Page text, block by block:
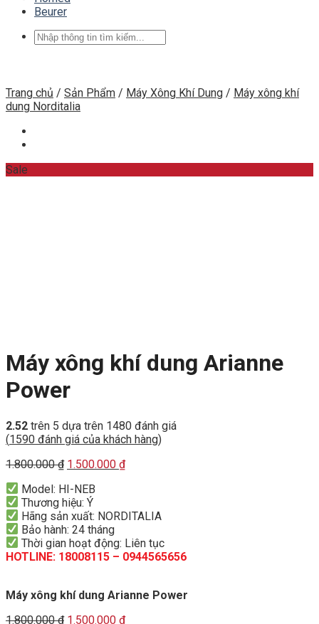
Beurer
Tìm
kiếm:
Trang chủ / Sản Phẩm / Máy Xông Khí Dung / Máy xông khí
dung Norditalia
Sale
Máy xông khí dung Arianne
Power
2.52 trên 5 dựa trên 1480 đánh giá
(1590 đánh giá của khách hàng)
1.800.000₫ Original
was:
1.800.000 ₫.
1.500.000 ₫Current
Model: HI-NEB
Thương hiệu: Ý
Hãng sản xuất: NORDITALIA
Bảo hành: 24 tháng
Thời gian hoạt động: Liên tục
HOTLINE: 18008115 – 0944565656
Máy xông khí dung Arianne Power
1.800.000₫ Original
1.500.000 ₫Current